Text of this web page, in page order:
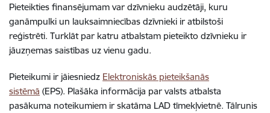
Pieteikties finansējumam var dzīvnieku audzētāji, kuru
ganāmpulki un lauksaimniecības dzīvnieki ir atbilstoši
reģistrēti. Turklāt par katru atbalstam pieteikto dzīvnieku ir
jāuzņemas saistības uz vienu gadu.
Pieteikumi ir jāiesniedz Elektroniskās pieteikšanās
sistēmā (EPS). Plašāka informācija par valsts atbalsta
pasākuma noteikumiem ir skatāma LAD tīmekļvietnē. Tālrunis